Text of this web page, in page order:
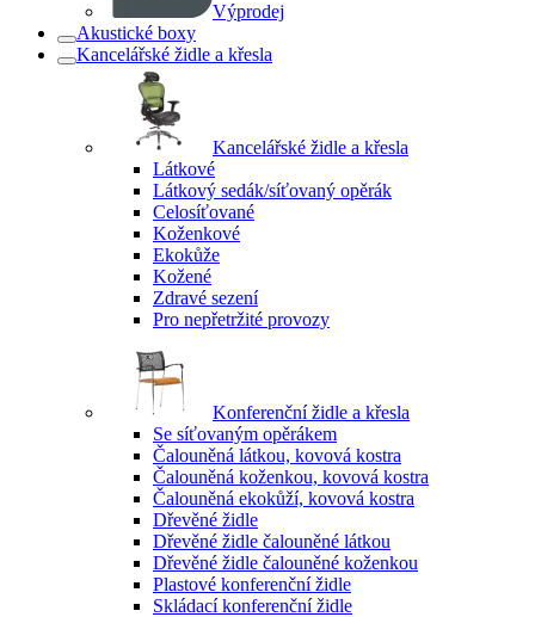
Výprodej
Akustické boxy
Kancelářské židle a křesla
Kancelářské židle a křesla
Látkové
Látkový sedák/síťovaný opěrák
Celosíťované
Koženkové
Ekokůže
Kožené
Zdravé sezení
Pro nepřetržité provozy
Konferenční židle a křesla
Se síťovaným opěrákem
Čalouněná látkou, kovová kostra
Čalouněná koženkou, kovová kostra
Čalouněná ekokůží, kovová kostra
Dřevěné židle
Dřevěné židle čalouněné látkou
Dřevěné židle čalouněné koženkou
Plastové konferenční židle
Skládací konferenční židle